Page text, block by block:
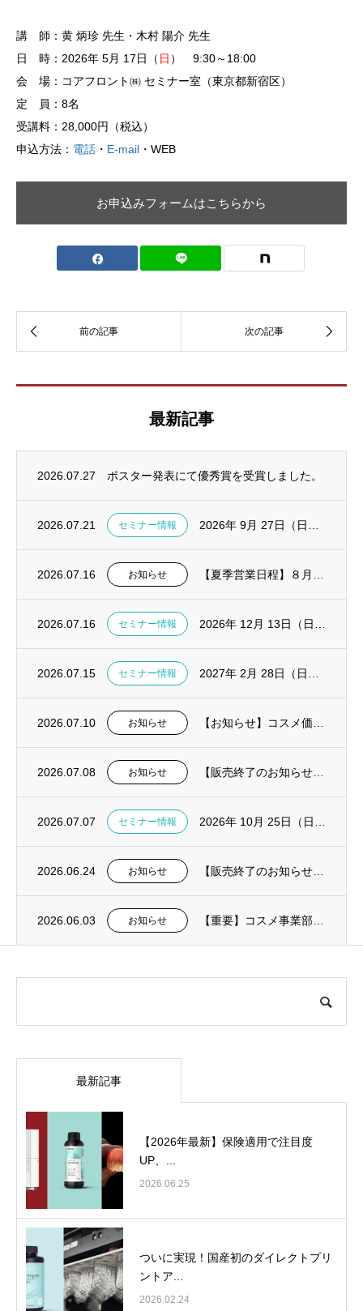
講 師：黄 炳珍 先生・木村 陽介 先生
日 時：2026年 5月 17日（ 日 ） 9:30～18:00
会 場：コアフロント㈱ セミナー室（東京都新宿区）
定 員：8名
受講料：28,000円（税込）
申込方法： 電話 ・ E-mail ・WEB
お申込みフォームはこちらから
最新記事
2026.07.27 ポスター発表にて優秀賞を受賞しました。
2026.07.21 セミナー情報
2026.07.16 お知らせ
2026.07.16 セミナー情報
2026.07.15 セミナー情報
2026.07.10 お知らせ
2026.07.08 お知らせ
2026.07.07 セミナー情報
2026.06.24 お知らせ
2026.06.03 お知らせ
最新記事
【2026年最新】保険適用で注目度
UP、...
2026.06.25
ついに実現！国産初のダイレクトプリ
ントア...
2026.02.24